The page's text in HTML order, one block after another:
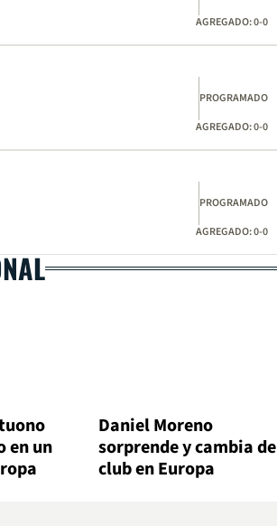
AGREGADO: 0-0
PROGRAMADO
AGREGADO: 0-0
PROGRAMADO
AGREGADO: 0-0
en un
Daniel Moreno
sorprende y cambia de
club en Europa